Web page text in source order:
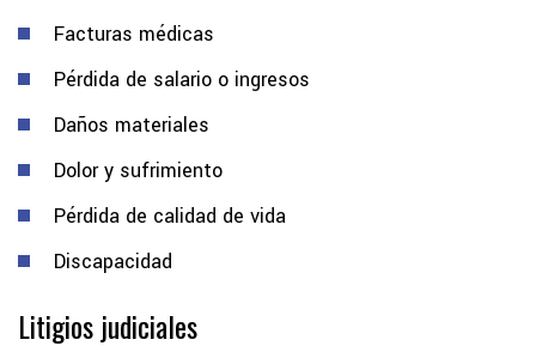
Facturas médicas
Pérdida de salario o ingresos
Daños materiales
Dolor y sufrimiento
Pérdida de calidad de vida
Discapacidad
Litigios judiciales